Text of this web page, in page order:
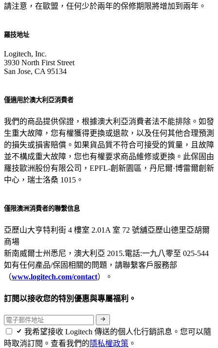
請注意，在歐盟，任何少於兩年的保修期限將增加到兩年。
羅技地址
Logitech, Inc.
3930 North First Street
San Jose, CA 95134
僅適用於澳大利亞消費者
我們的商品提供保證，根據澳大利亞消費者法不能排除。如發
生重大故障，您有權獲得更換或退款，以及任何其他合理預測
的損失或損害賠償。如果貨品質不符合可接受的質量，且故障
並不構成重大故障，您也有權要求商品維修或更換。此保固由
羅技歐洲股份有限公司，EPFL-創新園區，丹尼爾·博雷爾創新
中心，瑞士洛桑 1015。
僅限澳洲消費者的聯繫信息
亞歷山大亨特利街 4 樓室 2.01A 室 72 號舖亞歷山德里亞胡爾
商場
新南威爾士州悉尼，澳大利亞 2015.電話:一九八零至 025-544
如有任何產品/保固相關的問題，請聯繫客戶服務部
（www.logitech.com/contact）。
訂閱以接收您的特別優惠與專屬福利。
我希望接收 Logitech 傳送的個人化行銷訊息。您可以隨
時取消訂閱。查看我們的隱私權政策 。